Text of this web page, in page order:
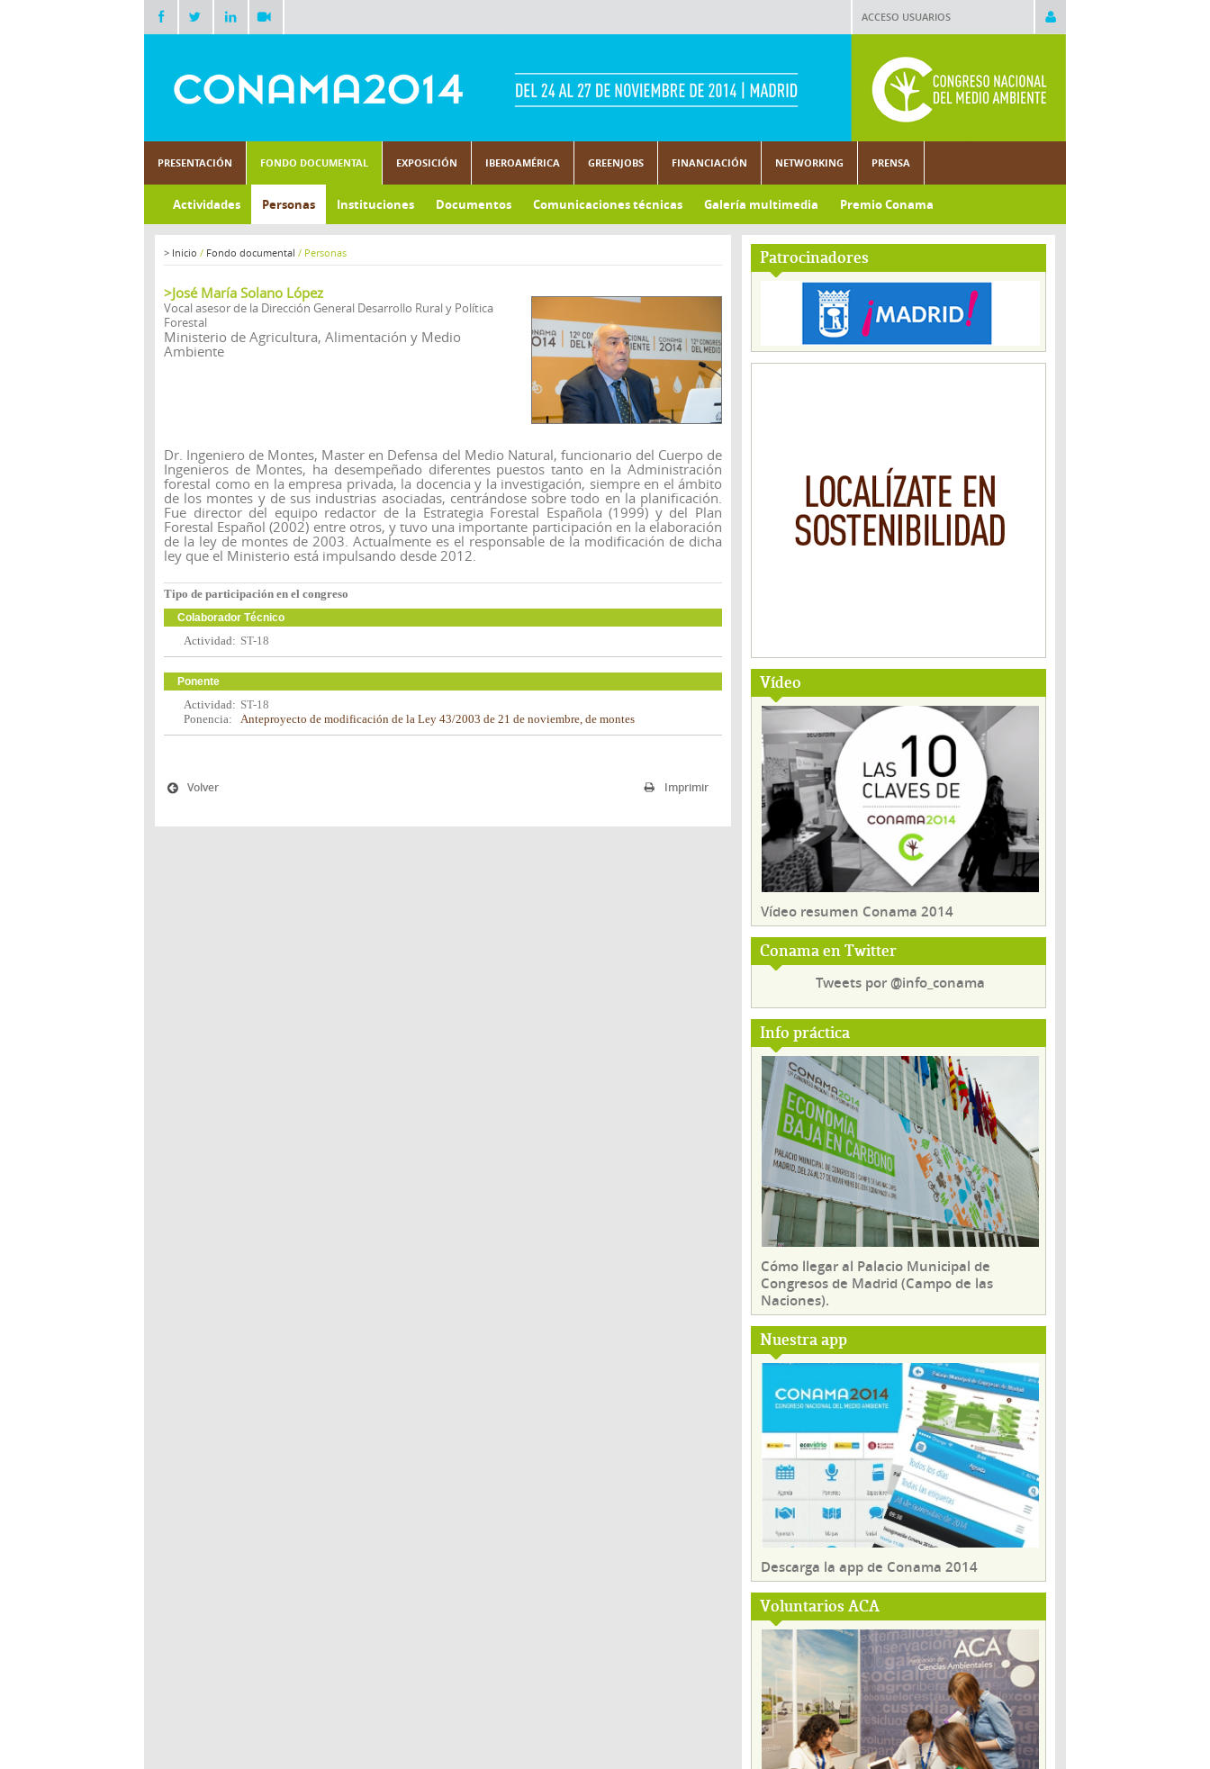
ACCESO USUARIOS
PRESENTACIÓN FONDO DOCUMENTAL EXPOSICIÓN IBEROAMÉRICA GREENJOBS FINANCIACIÓN NETWORKING PRENSA
Actividades Personas Instituciones Documentos Comunicaciones técnicas Galería multimedia Premio Conama
Patrocinadores
Vídeo
Vídeo resumen Conama 2014
Conama en Twitter
Tweets por @info_conama
Info práctica
Cómo llegar al Palacio Municipal de
Congresos de Madrid (Campo de las
Naciones).
Nuestra app
Descarga la app de Conama 2014
Voluntarios ACA
> Inicio / Fondo documental / Personas
>José María Solano López
Vocal asesor de la Dirección General Desarrollo Rural y Política
Forestal
Ministerio de Agricultura, Alimentación y Medio
Ambiente
Dr. Ingeniero de Montes, Master en Defensa del Medio Natural, funcionario del Cuerpo de
Ingenieros de Montes, ha desempeñado diferentes puestos tanto en la Administración
forestal como en la empresa privada, la docencia y la investigación, siempre en el ámbito
de los montes y de sus industrias asociadas, centrándose sobre todo en la planificación.
Fue director del equipo redactor de la Estrategia Forestal Española (1999) y del Plan
Forestal Español (2002) entre otros, y tuvo una importante participación en la elaboración
de la ley de montes de 2003. Actualmente es el responsable de la modificación de dicha
ley que el Ministerio está impulsando desde 2012.
Tipo de participación en el congreso
Colaborador Técnico
Actividad: ST-18
Ponente
Actividad: ST-18
Ponencia:
Anteproyecto de modificación de la Ley 43/2003 de 21 de noviembre, de montes
Imprimir
Volver